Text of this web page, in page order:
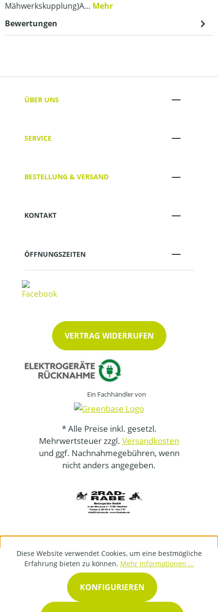
Mähwerkskupplung)A… Mehr
Bewertungen
ÜBER UNS
SERVICE
BESTELLUNG & VERSAND
KONTAKT
ÖFFNUNGSZEITEN
VERTRAG WIDERRUFEN
Ein Fachhändler von
* Alle Preise inkl. gesetzl.
Mehrwertsteuer zzgl. Versandkosten
und ggf. Nachnahmegebühren, wenn
nicht anders angegeben.
Diese Website verwendet Cookies, um eine bestmögliche
Erfahrung bieten zu können. Mehr Informationen ...
KONFIGURIEREN